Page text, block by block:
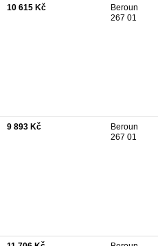
10 615 Kč
Beroun
267 01
9 893 Kč
Beroun
267 01